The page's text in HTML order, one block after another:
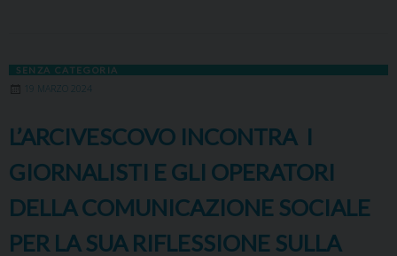
SENZA CATEGORIA
19 MARZO 2024
L’ARCIVESCOVO INCONTRA I
GIORNALISTI E GLI OPERATORI
DELLA COMUNICAZIONE SOCIALE
PER LA SUA RIFLESSIONE SULLA